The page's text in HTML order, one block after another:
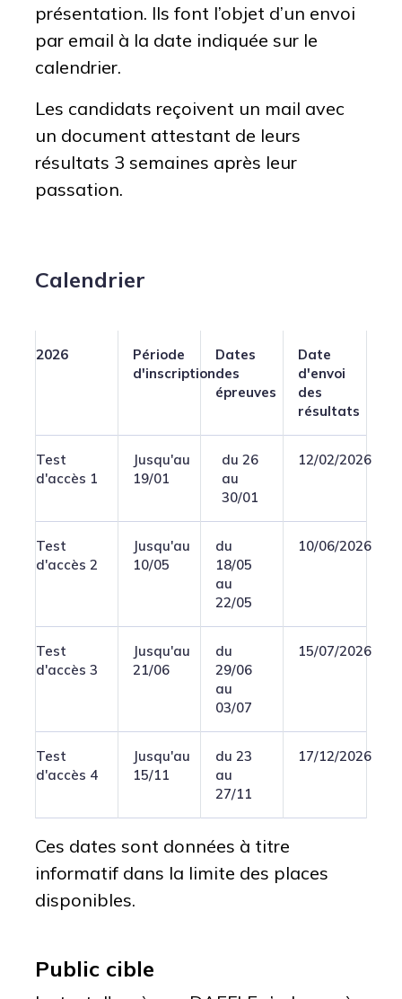
présentation. Ils font l’objet d’un envoi
par email à la date indiquée sur le
calendrier.
Les candidats reçoivent un mail avec
un document attestant de leurs
résultats 3 semaines après leur
passation.
Calendrier
2026
Période
d'inscription
Dates
des
épreuves
Date
d'envoi
des
résultats
Test
d'accès 1
Jusqu'au
19/01
du 26
au
30/01
12/02/2026
Test
d'accès 2
Jusqu'au
10/05
du
18/05
au
22/05
10/06/2026
Test
d'accès 3
Jusqu'au
21/06
du
29/06
au
03/07
15/07/2026
Test
d'accès 4
Jusqu'au
15/11
du 23
au
27/11
17/12/2026
Ces dates sont données à titre
informatif dans la limite des places
disponibles.
Public cible